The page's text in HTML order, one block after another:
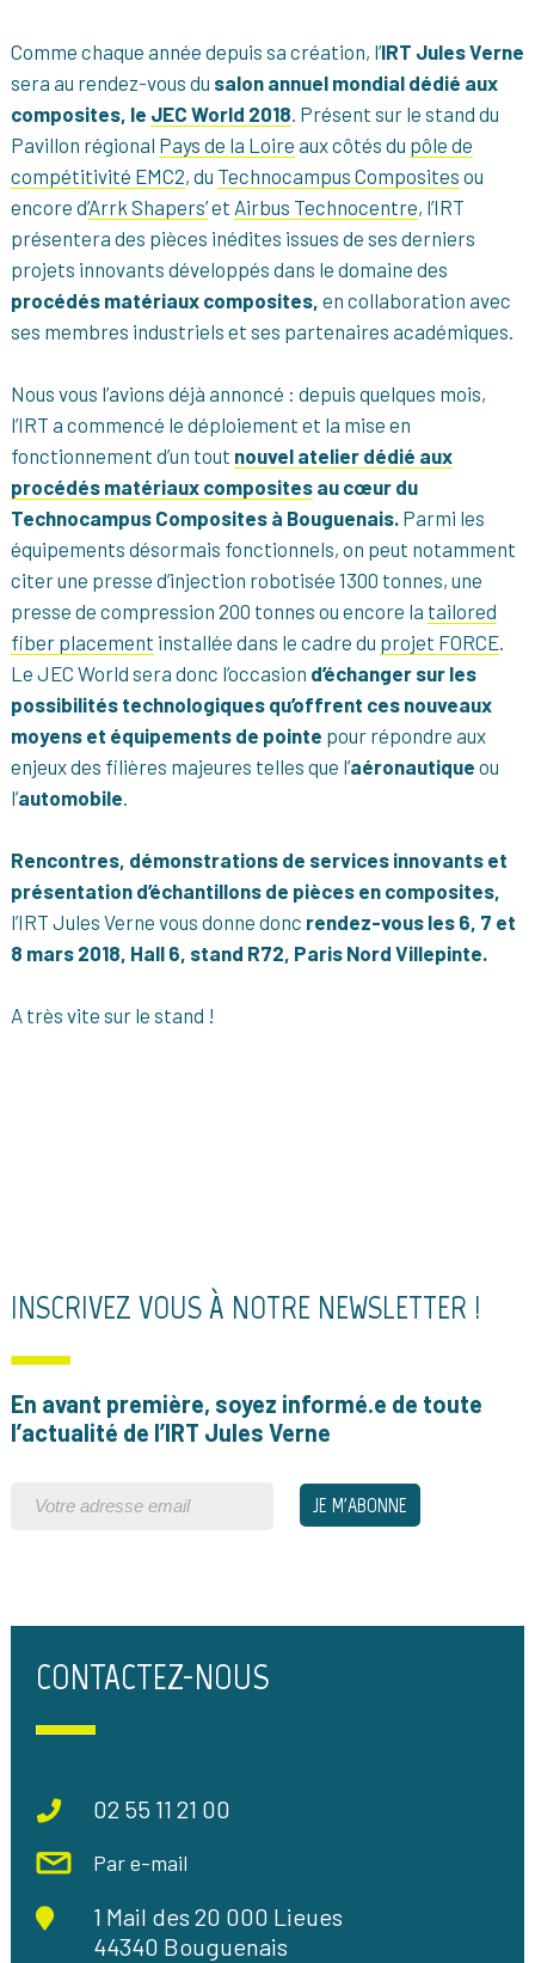
Comme chaque année depuis sa création, l’IRT Jules Verne
sera au rendez-vous du salon annuel mondial dédié aux
composites, le JEC World 2018. Présent sur le stand du
Pavillon régional Pays de la Loire aux côtés du pôle de
compétitivité EMC2, du Technocampus Composites ou
encore d’Arrk Shapers’et Airbus Technocentre, l’IRT
présentera des pièces inédites issues de ses derniers
projets innovants développés dans le domaine des
procédés matériaux composites, en collaboration avec
ses membres industriels et ses partenaires académiques.
Nous vous l’avions déjà annoncé : depuis quelques mois,
l’IRT a commencé le déploiement et la mise en
fonctionnement d’un tout nouvel atelier dédié aux
procédés matériaux compositesau cœur du
Technocampus Composites à Bouguenais.Parmi les
équipements désormais fonctionnels, on peut notamment
citer une presse d’injection robotisée 1300 tonnes, une
presse de compression 200 tonnes ou encore la tailored
fiber placement installée dans le cadre du projet FORCE.
Le JEC World sera donc l’occasion d’échanger sur les
possibilités technologiques qu’offrent ces nouveaux
moyens et équipements de pointe pour répondre aux
enjeux des filières majeures telles que l’aéronautique ou
l’automobile.
Rencontres, démonstrations de services innovants et
présentation d’échantillons de pièces en composites,
l’IRT Jules Verne vous donne donc rendez-vous les 6, 7 et
8 mars 2018, Hall 6, stand R72, Paris Nord Villepinte.
A très vite sur le stand !
INSCRIVEZ VOUS À NOTRE NEWSLETTER !
En avant première, soyez informé.e de toute
l’actualité de l’IRT Jules Verne
CONTACTEZ-NOUS
02 55 11 21 00
Par e-mail
1 Mail des 20 000 Lieues
44340 Bouguenais